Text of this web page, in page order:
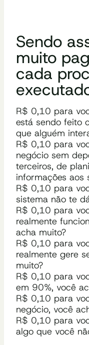
Sendo
muito
cada
R$ 0,10 para
está sendo feito
que alguém
R$ 0,10 para
negócio sem
terceiros, de
informações aos
R$ 0,10 para
sistema não te
R$ 0,10 para
realmente
acha muito?
R$ 0,10 para
realmente gere
muito?
R$ 0,10 para
em 90%, você
R$ 0,10 para
negócio, você
R$ 0,10 para
algo que você